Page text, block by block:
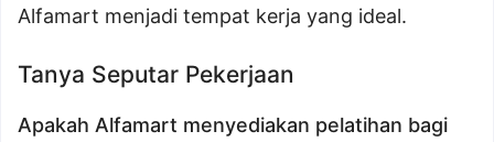
Alfamart menjadi tempat kerja yang ideal.
Tanya Seputar Pekerjaan
Apakah Alfamart menyediakan pelatihan bagi